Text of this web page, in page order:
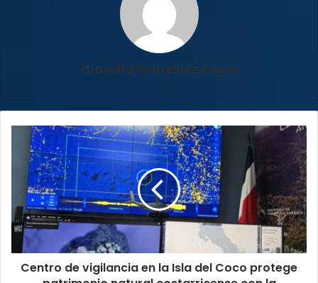
Claudia González Rojas
Centro
vigilancia
Isla
del
Coco
protege
patrimonio
Centro de vigilancia en la Isla del Coco protege